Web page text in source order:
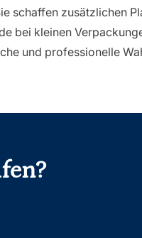
schaffen zusätzlichen
bei kleinen
und professionelle